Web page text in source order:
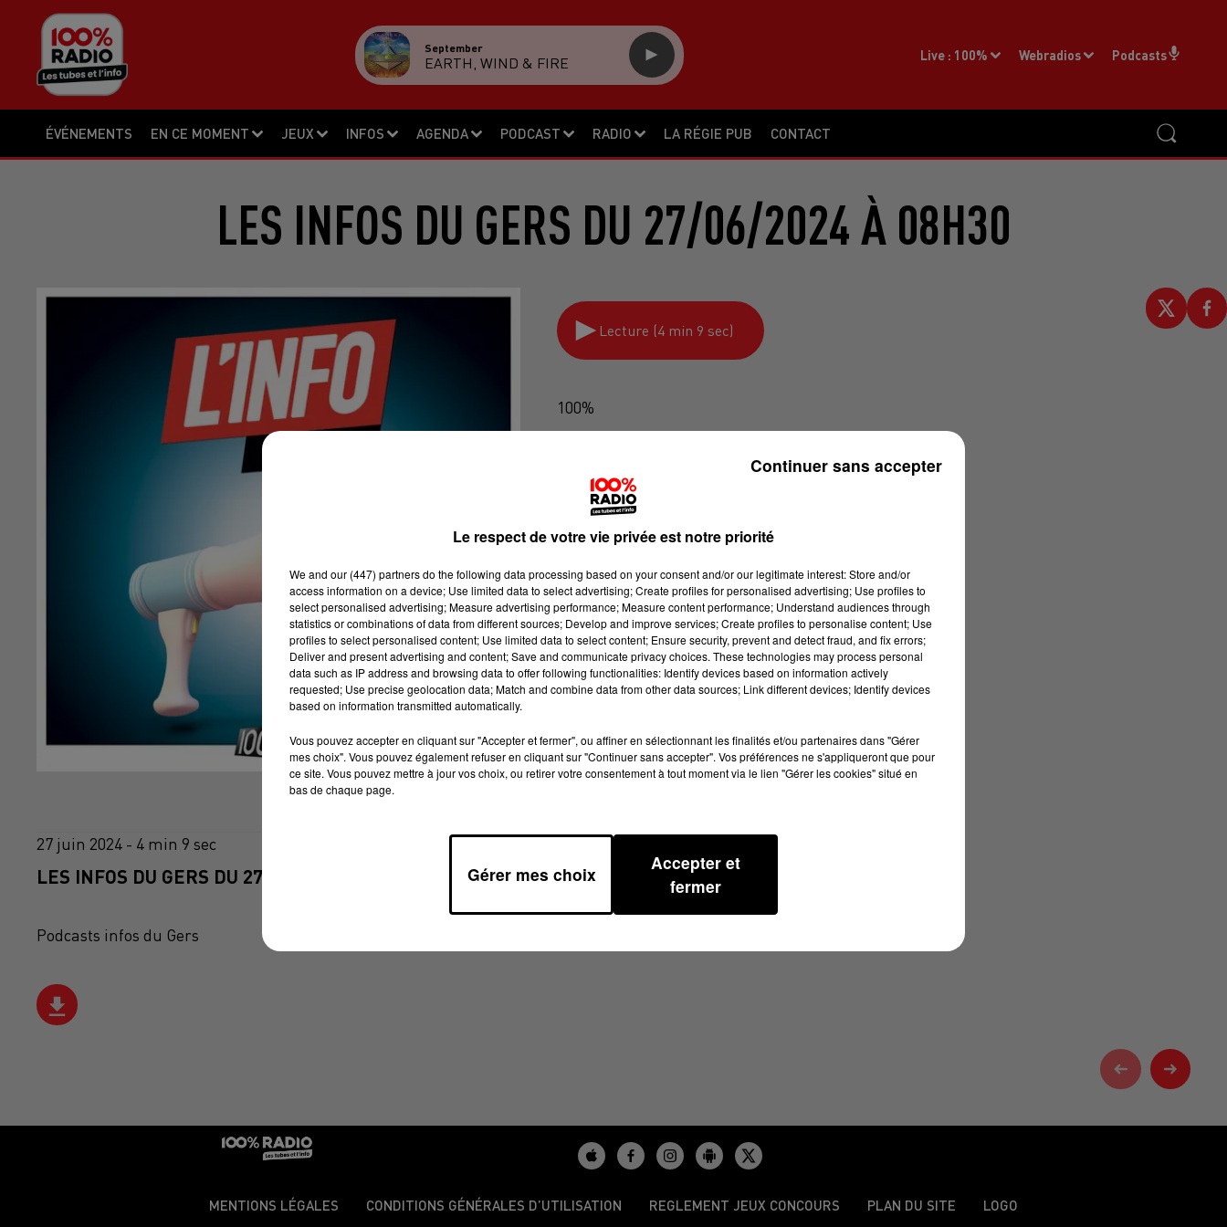
ÉVÉNEMENTS EN CE MOMENT JEUX INFOS AGENDA PODCAST RADIO LA RÉGIE PUB CONTACT
Live : 100% Webradios Podcasts
September
EARTH, WIND & FIRE
LES INFOS DU GERS DU 27/06/2024 À 08H30
Lecture (4 min 9 sec)
100%
27 juin 2024 - 4 min 9 sec
LES INFOS DU GERS DU 27/06/2024 À 08H30
Podcasts infos du Gers
MENTIONS LÉGALES CONDITIONS GÉNÉRALES D’UTILISATION REGLEMENT JEUX CONCOURS PLAN DU SITE LOGO
Le respect de votre vie privée est notre priorité
We and our (447) partnersdo the following data processing based on your consent and/or our legitimate interest: Store and/or
access information on a device; Use limited data to select advertising; Create profiles for personalised advertising; Use profiles to
select personalised advertising; Measure advertising performance; Measure content performance; Understand audiences through
statistics or combinations of data from different sources; Develop and improve services; Create profiles to personalise content; Use
profiles to select personalised content; Use limited data to select content; Ensure security, prevent and detect fraud, and fix errors;
Deliver and present advertising and content; Save and communicate privacy choices. These technologies may process personal
data such as IP address and browsing data to offer following functionalities: Identify devices based on information actively
requested; Use precise geolocation data; Match and combine data from other data sources; Link different devices; Identify devices
based on information transmitted automatically.
Vous pouvez accepter en cliquant sur "Accepter et fermer", ou affiner en sélectionnant les finalités et/ou partenaires dans "Gérer
mes choix". Vous pouvez également refuser en cliquant sur "Continuer sans accepter". Vos préférences ne s'appliqueront que pour
ce site. Vous pouvez mettre à jour vos choix, ou retirer votre consentement à tout moment via le lien "Gérer les cookies" situé en
bas de chaque page.
Gérer mes choix
Accepter et
fermer
Continuer sans accepter